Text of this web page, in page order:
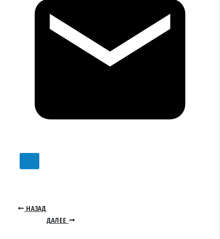
НАЗАД
ДАЛЕЕ